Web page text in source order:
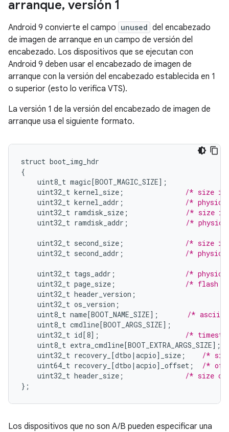
arranque, versión 1
Android 9 convierte el campo unused del encabezado
de imagen de arranque en un campo de versión del
encabezado. Los dispositivos que se ejecutan con
Android 9 deben usar el encabezado de imagen de
arranque con la versión del encabezado establecida en 1
o superior (esto lo verifica VTS).
La versión 1 de la versión del encabezado de imagen de
arranque usa el siguiente formato.
struct boot_img_hdr
{
uint8_t magic[BOOT_MAGIC_SIZE] ;
uint32_t kernel_size ;
/* size in
uint32_t kernel_addr ;
/*
uint32_t ramdisk_size ;
/* size in
uint32_t ramdisk_addr ; /*
uint32_t second_size ;
/* size in
uint32_t second_addr ; /*
uint32_t tags_addr ;
/*
uint32_t page_size ;
/* flash
uint32_t header_version ;
uint32_t os_version ;
uint8_t name[BOOT_NAME_SIZE] ;
/* asciiz
uint8_t cmdline[BOOT_ARGS_SIZE] ;
uint32_t id[8] ;
/*
uint8_t extra_cmdline[BOOT_EXTRA_ARGS_SIZE] ;
uint32_t recovery_ [dtbo|acpio] _size ;
/*
uint64_t recovery_ [dtbo|acpio] _offset ;
/*
uint32_t header_size ;
/* size of
} ;
Los dispositivos que no son A/B pueden especificar una